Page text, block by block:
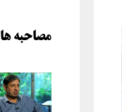
مصاحبه ها